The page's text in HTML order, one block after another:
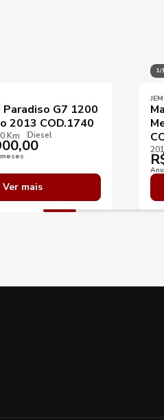
G7 1200
2013 COD.1740
Km Diesel
Ver mais
1/